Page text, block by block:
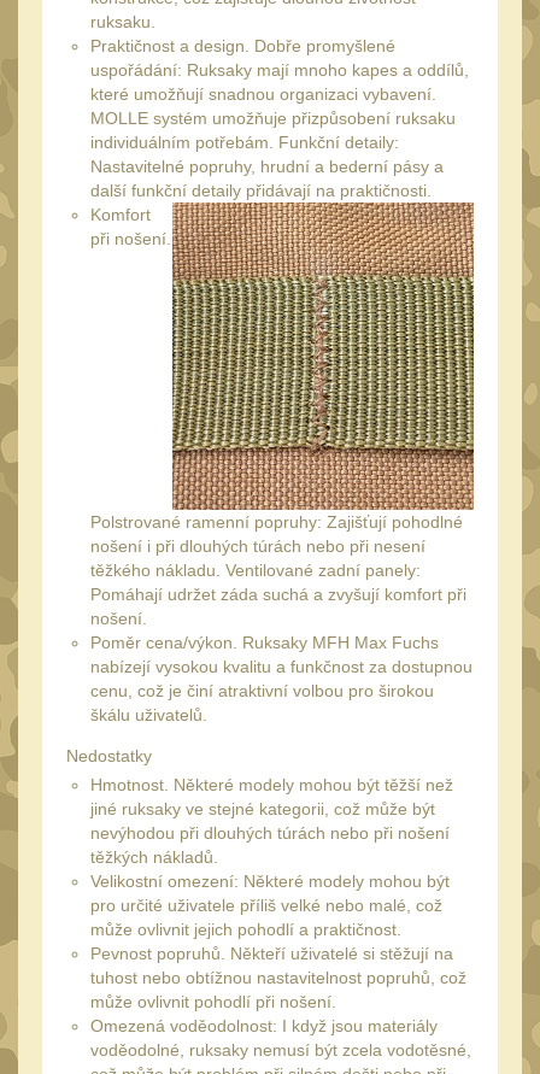
20
Mechanická mířidla
Dvojnožky39
Dvojnožky na hlaveň
Dvojnožky pro picatinny
Dvojnožky pro M-LOK9
Dvojnožky pro Keymod
Dvojnožky na otočný
Popruhy a poutka40
Príslušenstvo18
Monokuláry5
Kolimátory53
Zvětšovací moduly
LPVO
Na vzduchovku
Na kuše
Velký oční reliéf 1
Na dlouhé
vzdálenosti 13
Multi-range 32
Krátka a střední
vzdálenost16
Príslušenstvo pre
optiku 9
ruksaku.
Praktičnost a design. Dobře promyšlené
uspořádání: Ruksaky mají mnoho kapes a oddílů,
které umožňují snadnou organizaci vybavení.
MOLLE systém umožňuje přizpůsobení ruksaku
individuálním potřebám. Funkční detaily:
Nastavitelné popruhy, hrudní a bederní pásy a
další funkční detaily přidávají na praktičnosti.
Komfort
při nošení.
Polstrované ramenní popruhy: Zajišťují pohodlné
nošení i při dlouhých túrách nebo při nesení
těžkého nákladu. Ventilované zadní panely:
Pomáhají udržet záda suchá a zvyšují komfort při
nošení.
Poměr cena/výkon. Ruksaky MFH Max Fuchs
nabízejí vysokou kvalitu a funkčnost za dostupnou
cenu, což je činí atraktivní volbou pro širokou
škálu uživatelů.
Nedostatky
Hmotnost. Některé modely mohou být těžší než
jiné ruksaky ve stejné kategorii, což může být
nevýhodou při dlouhých túrách nebo při nošení
těžkých nákladů.
Velikostní omezení: Některé modely mohou být
pro určité uživatele příliš velké nebo malé, což
může ovlivnit jejich pohodlí a praktičnost.
Pevnost popruhů. Někteří uživatelé si stěžují na
tuhost nebo obtížnou nastavitelnost popruhů, což
může ovlivnit pohodlí při nošení.
Omezená voděodolnost: I když jsou materiály
voděodolné, ruksaky nemusí být zcela vodotěsné,